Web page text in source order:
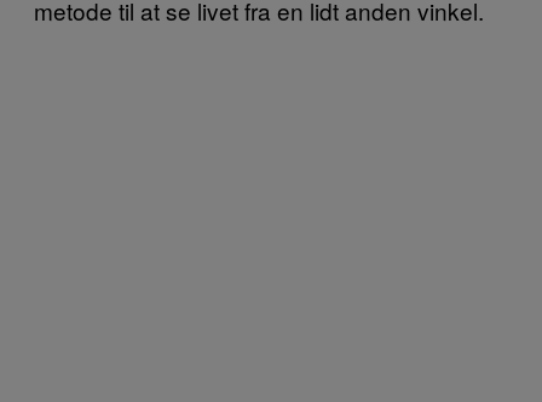
metode til at se livet fra en lidt anden vinkel.